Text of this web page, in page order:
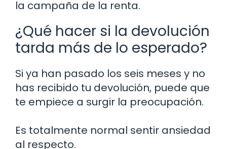
la campaña de la renta.
¿Qué hacer si la devolución
tarda más de lo esperado?
Si ya han pasado los seis meses y no
has recibido tu devolución, puede que
te empiece a surgir la preocupación.
Es totalmente normal sentir ansiedad
al respecto.